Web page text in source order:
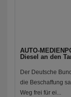
AUTO-
Diesel an den
Der Deutsche
die Beschaffung
Weg frei für ei...